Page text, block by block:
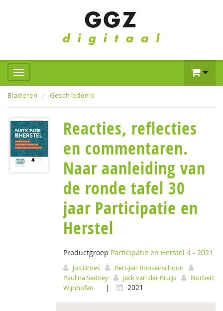
Bladeren Geschiedenis
Reacties, reflecties
en commentaren.
Naar aanleiding van
de ronde tafel 30
jaar Participatie en
Herstel
Productgroep Participatie en Herstel 4 - 2021
Jos Dröes
Bert-Jan Roosenschoon
Paulina Sedney
Jack van der Kruijs
Norbert
Wijnhofen
| 2021